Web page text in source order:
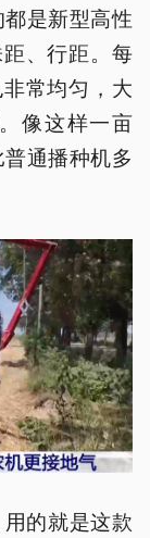
是新型高性
、行距。每
常均匀，大
像这样一亩
通播种机多
的就是这款